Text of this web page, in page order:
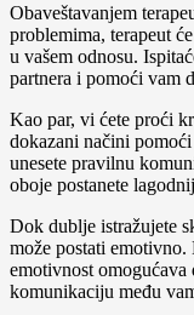
Obaveštavanjem
problemima, terapeut
u vašem odnosu.
partnera i pomoći vam
Kao par, vi ćete proći
dokazani načini
unesete pravilnu
oboje postanete
Dok dublje istražujete
može postati
emotivnost
komunikaciju među